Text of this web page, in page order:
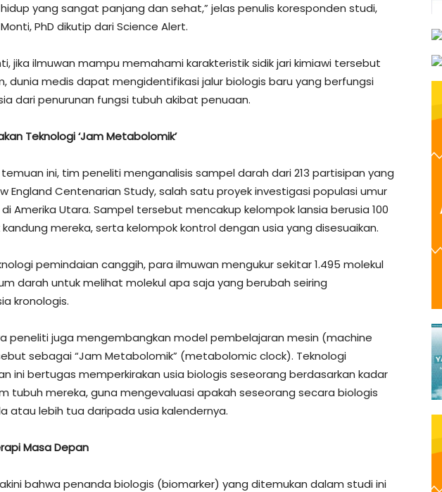
yang sangat panjang dan sehat,” jelas penulis koresponden studi,
PhD dikutip dari Science Alert.
jika ilmuwan mampu memahami karakteristik sidik jari kimiawi tersebut
dunia medis dapat mengidentifikasi jalur biologis baru yang berfungsi
dari penurunan fungsi tubuh akibat penuaan.
Teknologi ‘Jam Metabolomik’
ini, tim peneliti menganalisis sampel darah dari 213 partisipan yang
England Centenarian Study, salah satu proyek investigasi populasi umur
Amerika Utara. Sampel tersebut mencakup kelompok lansia berusia 100
mereka, serta kelompok kontrol dengan usia yang disesuaikan.
pemindaian canggih, para ilmuwan mengukur sekitar 1.495 molekul
darah untuk melihat molekul apa saja yang berubah seiring
kronologis.
peneliti juga mengembangkan model pembelajaran mesin (machine
sebagai “Jam Metabolomik” (metabolomic clock). Teknologi
ini bertugas memperkirakan usia biologis seseorang berdasarkan kadar
tubuh mereka, guna mengevaluasi apakah seseorang secara biologis
atau lebih tua daripada usia kalendernya.
Masa Depan
bahwa penanda biologis (biomarker) yang ditemukan dalam studi ini